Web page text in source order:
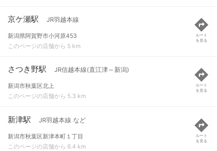
京ケ瀬駅 JR羽越本線
新潟県阿賀野市小河原453
このページの店舗から 5 km
ルート
を見る
さつき野駅 JR信越本線(直江津～新潟)
新潟市秋葉区北上
このページの店舗から 5.3 km
ルート
を見る
新津駅 JR羽越本線 など
新潟市秋葉区新津本町１丁目
このページの店舗から 6.4 km
ルート
を見る